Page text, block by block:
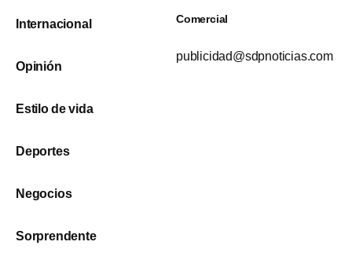
Internacional
Opinión
Estilo de vida
Deportes
Negocios
Sorprendente
Comercial
publicidad@sdpnoticias.com